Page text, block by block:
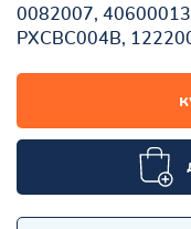
0082007,
PXCBC004B,